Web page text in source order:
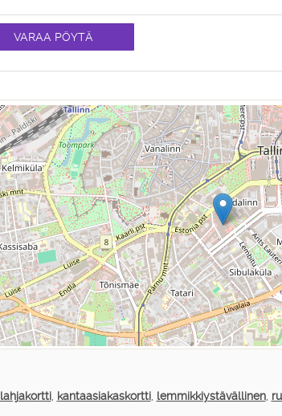
lahjakortti, kantaasiakaskortti, lemmikkiystävällinen,